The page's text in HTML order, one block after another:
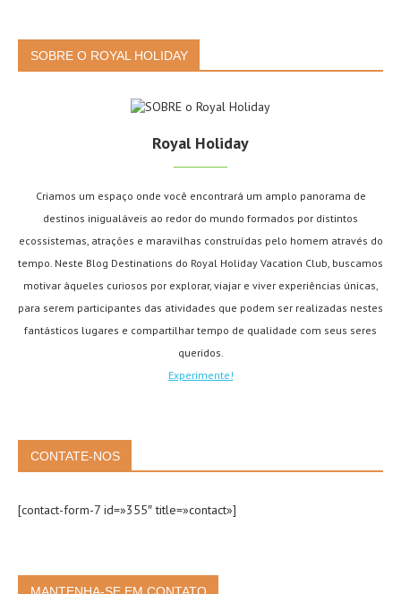
SOBRE O ROYAL HOLIDAY
Royal Holiday
Criamos um espaço onde você encontrará um amplo panorama de
destinos inigualáveis ao redor do mundo formados por distintos
ecossistemas, atrações e maravilhas construídas pelo homem através do
tempo. Neste Blog Destinations do Royal Holiday Vacation Club, buscamos
motivar àqueles curiosos por explorar, viajar e viver experiências únicas,
para serem participantes das atividades que podem ser realizadas nestes
fantásticos lugares e compartilhar tempo de qualidade com seus seres
queridos.
Experimente!
CONTATE-NOS
[contact-form-7 id=»355″ title=»contact»]